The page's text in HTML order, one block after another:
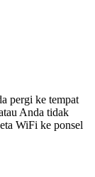
pergi ke tempat
Anda tidak
WiFi ke ponsel